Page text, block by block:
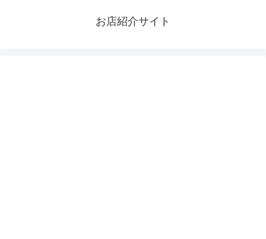
お店紹介サイト